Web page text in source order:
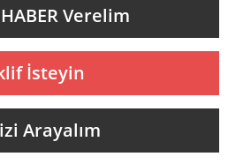
Verelim
İsteyin
Arayalım